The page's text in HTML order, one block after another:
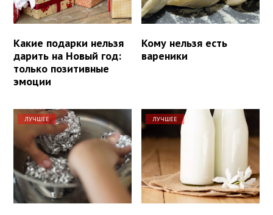
Какие подарки нельзя
дарить на Новый год:
только позитивные
эмоции
Кому нельзя есть
вареники
ЛУЧШЕЕ ЛУЧШЕЕ